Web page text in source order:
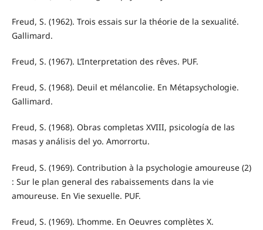
Freud, S. (1962). Trois essais sur la théorie de la sexualité.
Gallimard.
Freud, S. (1967). L’Interpretation des rêves. PUF.
Freud, S. (1968). Deuil et mélancolie. En Métapsychologie.
Gallimard.
Freud, S. (1968). Obras completas XVIII, psicología de las
masas y análisis del yo. Amorrortu.
Freud, S. (1969). Contribution à la psychologie amoureuse (2)
: Sur le plan general des rabaissements dans la vie
amoureuse. En Vie sexuelle. PUF.
Freud, S. (1969). L’homme. En Oeuvres complètes X.